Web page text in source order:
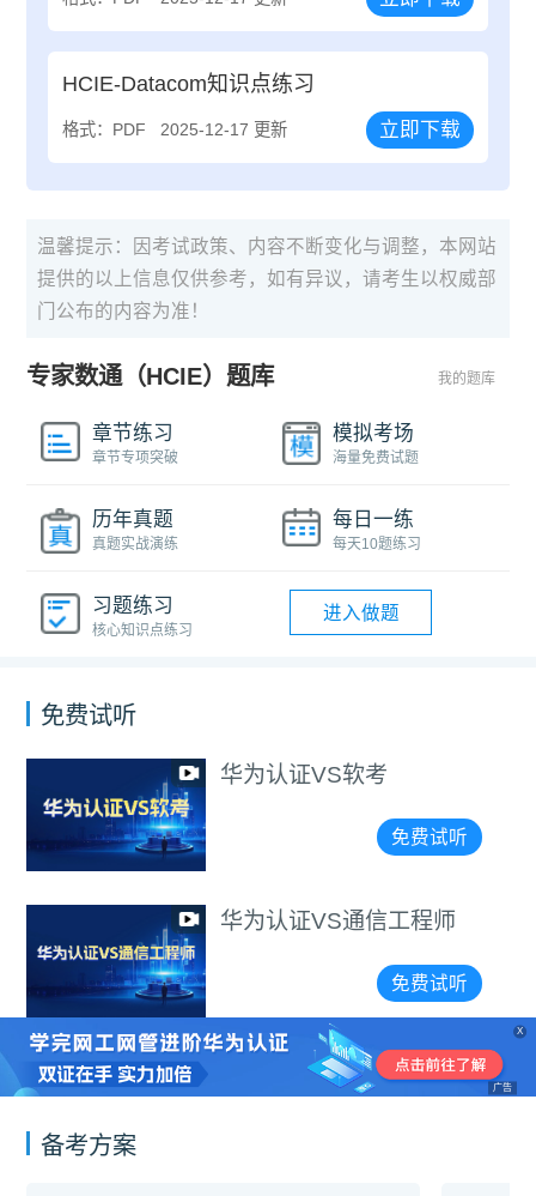
HCIE-Datacom知识点练习
格式：PDF 2025-12-17 更新 立即下载
温馨提示：因考试政策、内容不断变化与调整，本网站
提供的以上信息仅供参考，如有异议，请考生以权威部
门公布的内容为准！
专家数通（HCIE）题库 我的题库
章节练习
章节专项突破
模拟考场
海量免费试题
历年真题
真题实战演练
每日一练
每天10题练习
习题练习
核心知识点练习
进入做题
免费试听
华为认证VS软考
免费试听
华为认证VS通信工程师
免费试听
X
广告
备考方案